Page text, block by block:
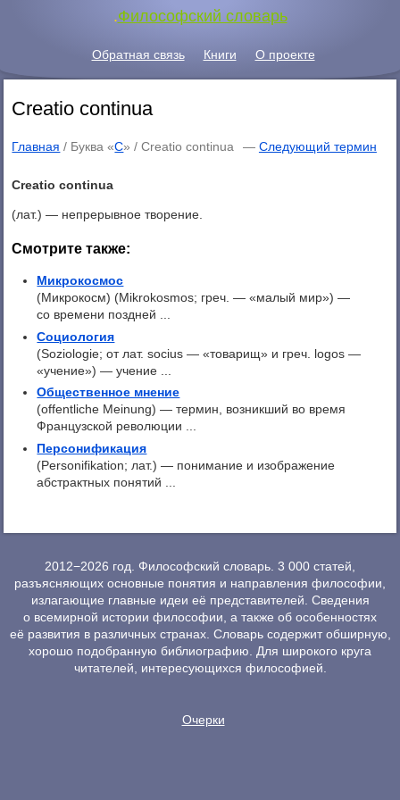
.Философский словарь
Обратная связь Книги О проекте
Creatio continua
Главная / Буква «C» /Creatio continua — Следующий термин
Creatio continua
(лат.) — непрерывное творение.
Смотрите также:
Микрокосмос
(Микрокосм) (Mikrokosmos; греч. — «малый мир») —
со времени поздней ...
Социология
(Soziologie; от лат. socius — «товарищ» и греч. logos —
«учение») — учение ...
Общественное мнение
(offentliche Meinung) — термин, возникший во время
Французской революции ...
Персонификация
(Personifikation; лат.) — понимание и изображение
абстрактных понятий ...
2012−2026 год. Философский словарь. 3 000 статей,
разъясняющих основные понятия и направления философии,
излагающие главные идеи её представителей. Сведения
о всемирной истории философии, а также об особенностях
её развития в различных странах. Словарь содержит обширную,
хорошо подобранную библиографию. Для широкого круга
читателей, интересующихся философией.
Очерки